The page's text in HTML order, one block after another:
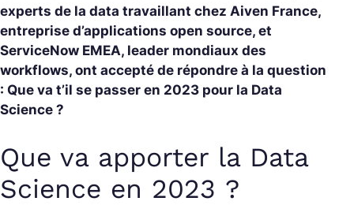
experts de la data travaillant chez Aiven France,
entreprise d’applications open source, et
ServiceNow EMEA, leader mondiaux des
workflows, ont accepté de répondre à la question
: Que va t’il se passer en 2023 pour la Data
Science ?
Que va apporter la Data
Science en 2023 ?